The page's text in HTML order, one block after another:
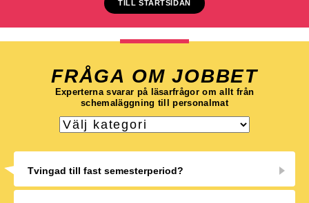
TILL STARTSIDAN
FRÅGA OM JOBBET
Experterna svarar på läsarfrågor om allt från
schemaläggning till personalmat
Tvingad till fast semesterperiod?